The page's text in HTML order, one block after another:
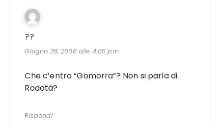
??
Giugno 29, 2006 alle 4:05 pm
Che c’entra “Gomorra”? Non si parla di
Rodotà?
Rispondi